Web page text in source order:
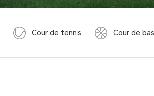
Cour de tennis Cour de